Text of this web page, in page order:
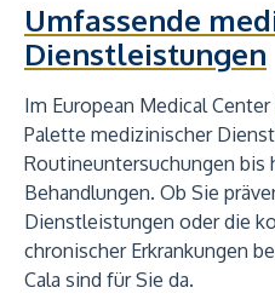
Umfassende
Dienstleistungen
Im European Medical
Palette medizinischer
Routineuntersuchungen bis
Behandlungen. Ob Sie
Dienstleistungen oder die
chronischer Erkrankungen
Cala sind für Sie da.